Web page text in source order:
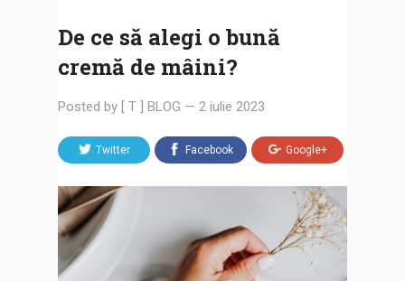
De ce să alegi o bună
cremă de mâini?
Posted by [ T ] BLOG — 2 iulie 2023
Twitter Facebook Google+